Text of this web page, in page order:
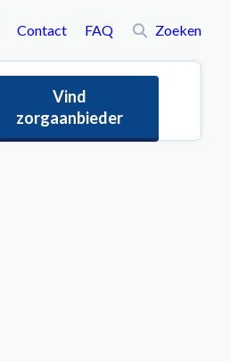
Vind
zorgaanbieder
Contact FAQ Zoeken